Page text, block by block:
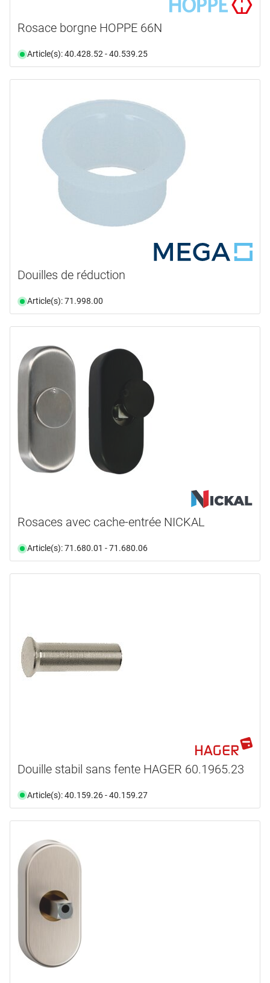
Rosace borgne HOPPE 66N
Article(s): 40.428.52 - 40.539.25
Douilles de réduction
Article(s): 71.998.00
Rosaces avec cache-entrée NICKAL
Article(s): 71.680.01 - 71.680.06
Douille stabil sans fente HAGER 60.1965.23
Article(s): 40.159.26 - 40.159.27